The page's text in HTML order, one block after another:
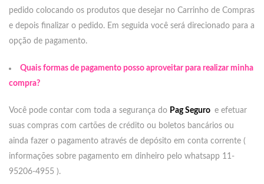
pedido colocando os produtos que desejar no Carrinho de Compras
e depois finalizar o pedido. Em seguida você será direcionado para a
opção de pagamento.
Quais formas de pagamento posso aproveitar para realizar minha
compra?
Você pode contar com toda a segurança do Pag Seguro e efetuar
suas compras com cartões de crédito ou boletos bancários ou
ainda fazer o pagamento através de depósito em conta corrente (
informações sobre pagamento em dinheiro pelo whatsapp 11-
95206-4955 ).